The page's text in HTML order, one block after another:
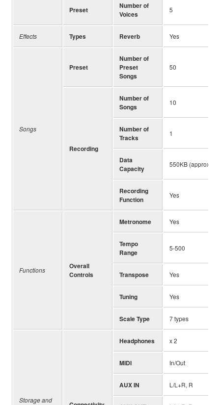
Preset
Number of
Voices
5
Effects Types Reverb Yes
Songs
Preset
Number of
Preset
Songs
50
Recording
Number of
Songs
10
Number of
Tracks
1
Data
Capacity
550KB (approx.)
Recording
Function
Yes
Functions
Overall
Controls
Metronome Yes
Tempo
Range
5-500
Transpose Yes
Tuning Yes
Scale Type 7 types
Storage and
Headphones x 2
MIDI In/Out
AUX IN L/L+R, R